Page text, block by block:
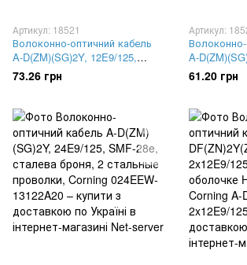
Артикул: 18521
Волоконно-оптичний кабель
A-D(ZM)(SG)2Y, 12E9/125,
SMF-28e, сталева броня, 2
стальные проволки, Corning
73.26 грн
Артикул:
A-
сталева
дроту,
61.20 грн